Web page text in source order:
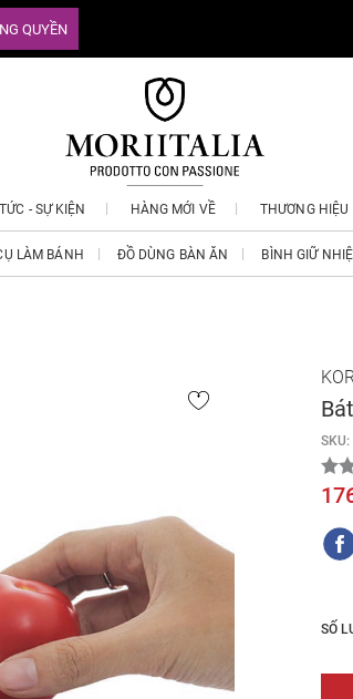
QUYỀN
- SỰ KIỆN HÀNG MỚI VỀ THƯƠNG HIỆU
LÀM BÁNH ĐỒ DÙNG BÀN ĂN BÌNH GIỮ
SKU:
SỐ